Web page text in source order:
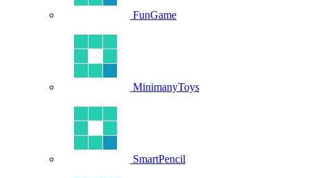
FunGame
MinimanyToys
SmartPencil